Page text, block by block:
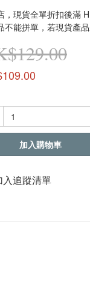
，現貨全單折扣後滿
不能拼單，若現貨產
加入購物車
入追蹤清單